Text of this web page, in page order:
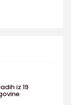
iz 19